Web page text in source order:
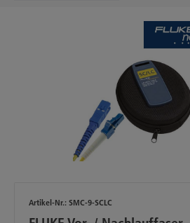
Artikel-Nr.: SMC-9-SCLC